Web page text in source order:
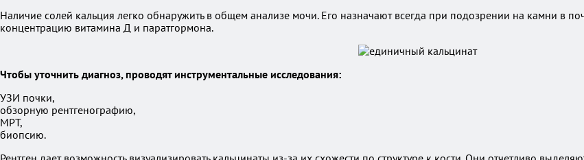
Наличие солей кальция легко обнаружить в общем анализе мочи. Его назначают всегда при подозрении на камни в
концентрацию витамина Д и паратгормона.
Чтобы уточнить диагноз, проводят инструментальные исследования:
УЗИ почки,
обзорную рентгенографию,
МРТ,
биопсию.